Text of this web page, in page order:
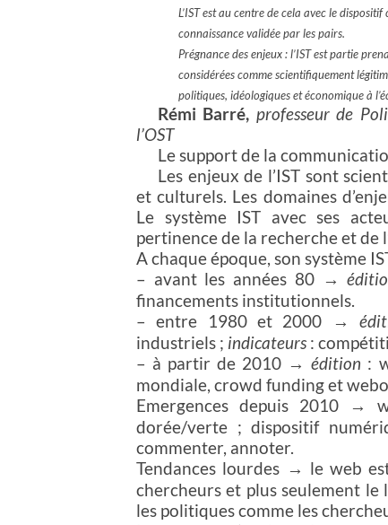
L’IST est au centre de cela avec le
connaissance validée par les pairs.
Prégnance des enjeux : l’IST est partie
considérées comme scientifiquement
politiques, idéologiques et économique à
Rémi Barré, professeur de
l’OST
Le support de la
Les enjeux de l’IST sont
et culturels. Les domaines
Le système IST avec ses
pertinence de la recherche et de
A chaque époque, son système
– avant les années 80 →
financements institutionnels.
– entre 1980 et 2000 →
industriels ; indicateurs :
– à partir de 2010 →édition :
mondiale, crowd funding et
Emergences depuis 2010 →
dorée/verte ; dispositif
commenter, annoter.
Tendances lourdes → le web
chercheurs et plus seulement
les politiques comme les